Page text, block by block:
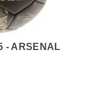
- ARSENAL